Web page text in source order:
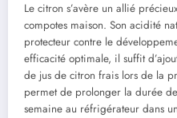
Le citron s’avère un allié
compotes maison. Son acidité
protecteur contre le
efficacité optimale, il suffit
de jus de citron frais lors de la
permet de prolonger la durée
semaine au réfrigérateur dans